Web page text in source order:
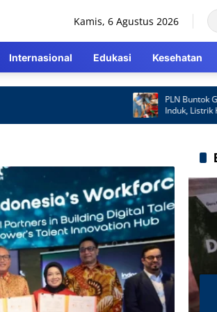
Kamis, 6 Agustus 2026
Internasional Edukasi Kesehatan
PLN Buntok Gerak
Induk, Listrik
Cepat